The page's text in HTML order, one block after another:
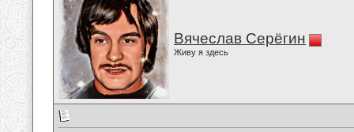
Вячеслав Серёгин
Живу я здесь